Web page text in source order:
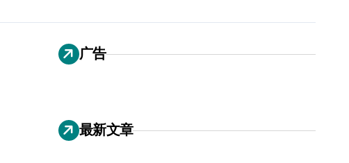
广告
最新文章